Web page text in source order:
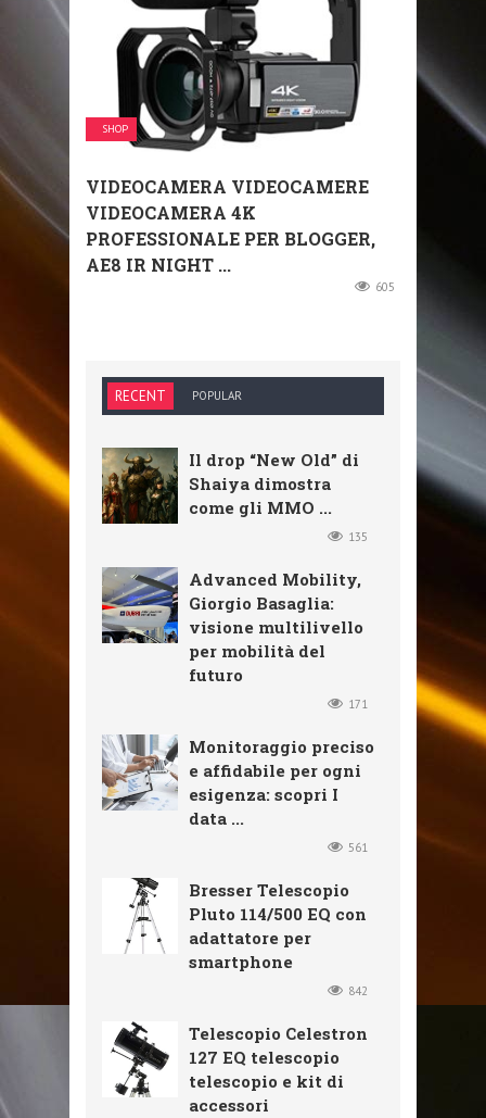
SHOP
VIDEOCAMERA VIDEOCAMERE
VIDEOCAMERA 4K
PROFESSIONALE PER BLOGGER,
AE8 IR NIGHT ...
605
RECENT POPULAR
Il drop “New Old” di
Shaiya dimostra
come gli MMO ...
135
Advanced Mobility,
Giorgio Basaglia:
visione multilivello
per mobilità del
futuro
171
Monitoraggio preciso
e affidabile per ogni
esigenza: scopri I
data ...
561
Bresser Telescopio
Pluto 114/500 EQ con
adattatore per
smartphone
842
Telescopio Celestron
127 EQ telescopio
telescopio e kit di
accessori